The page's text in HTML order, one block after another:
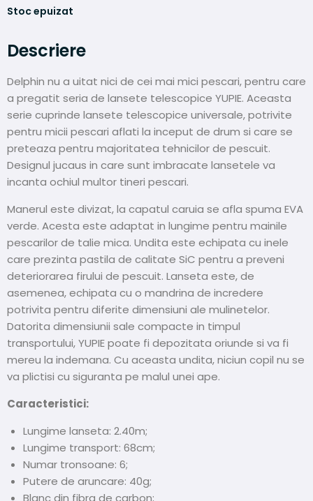
Stoc epuizat
Descriere
Delphin nu a uitat nici de cei mai mici pescari, pentru care
a pregatit seria de lansete telescopice YUPIE. Aceasta
serie cuprinde lansete telescopice universale, potrivite
pentru micii pescari aflati la inceput de drum si care se
preteaza pentru majoritatea tehnicilor de pescuit.
Designul jucaus in care sunt imbracate lansetele va
incanta ochiul multor tineri pescari.
Manerul este divizat, la capatul caruia se afla spuma EVA
verde. Acesta este adaptat in lungime pentru mainile
pescarilor de talie mica. Undita este echipata cu inele
care prezinta pastila de calitate SiC pentru a preveni
deteriorarea firului de pescuit. Lanseta este, de
asemenea, echipata cu o mandrina de incredere
potrivita pentru diferite dimensiuni ale mulinetelor.
Datorita dimensiunii sale compacte in timpul
transportului, YUPIE poate fi depozitata oriunde si va fi
mereu la indemana. Cu aceasta undita, niciun copil nu se
va plictisi cu siguranta pe malul unei ape.
Caracteristici:
Lungime lanseta: 2.40m;
Lungime transport: 68cm;
Numar tronsoane: 6;
Putere de aruncare: 40g;
Blanc din fibra de carbon;